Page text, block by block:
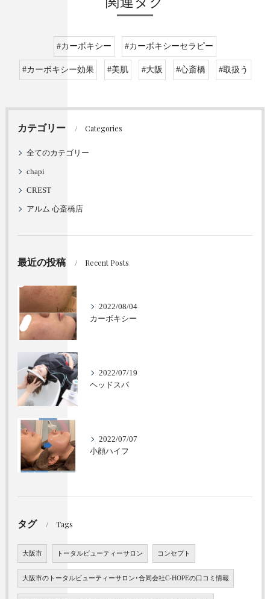
#カーボキシー #カーボキシーセラピー
#カーボキシー効果 #美肌 #大阪 #心斎橋 #取扱う
カテゴリー Categories
全てのカテゴリー
chapi
CREST
アルム 心斎橋店
最近の投稿 Recent Posts
2022/08/04
カーボキシー
2022/07/19
ヘッドスパ
2022/07/07
小顔ハイフ
タグ Tags
大阪市 トータルビューティーサロン コンセプト
大阪市のトータルビューティーサロン･合同会社C-HOPEの口コミ情報